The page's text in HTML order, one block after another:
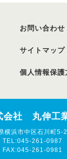
お問い合わせ
サイトマップ
個人情報保護
会社 丸伸工
横浜市中区石川町5-
TEL:045-261-0987
FAX:045-261-0981